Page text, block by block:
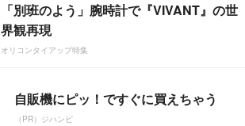
「別班のよう」腕時計で『VIVANT』の世
界観再現
オリコンタイアップ特集
自販機にピッ！ですぐに買えちゃう
（PR）ジハンピ